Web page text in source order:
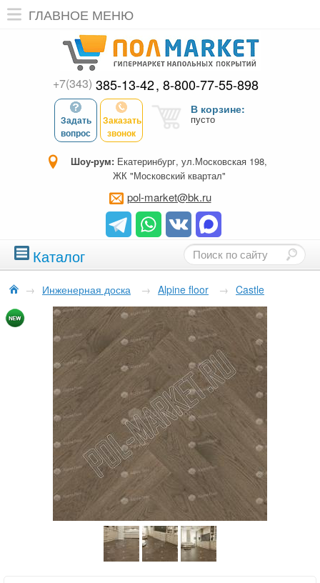
ГЛАВНОЕ МЕНЮ
+7(343) 385-13-42 8-800-77-55-898
Задать
вопрос
Заказать
звонок
В корзине:
пусто
Шоу-рум: Екатеринбург, ул.Московская 198,
ЖК "Московский квартал"
pol-market@bk.ru
Каталог
→ Инженерная доска → Alpine floor → Castle